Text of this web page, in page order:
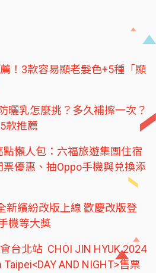
！3款容易顯老髮色+5種「顯
曬乳怎麼挑？多久補擦一次？
款推薦
懶人包：六福旅遊集團住宿
優惠、抽Oppo手機與兑換添
新繽紛改版上線 歡慶改版登
機等大獎
台北站 CHOI JIN HYUK 2024
Taipei<DAY AND NIGHT>售票